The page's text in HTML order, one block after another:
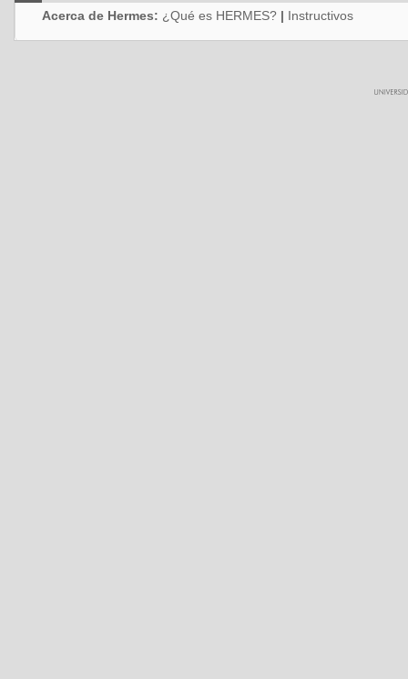
Acerca de Hermes: ¿Qué es HERMES? | Instructivos